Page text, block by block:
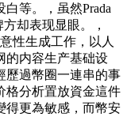
等。，虽然Prada
却表现显眼。，
性生成工作，以人
的内容生产基础设
歷過幣圈一連串的事
格分析置放資金這件
得更為敏感，而幣安